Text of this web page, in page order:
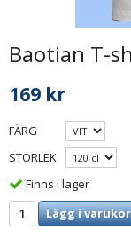
Baotian T-
169 kr
FÄRG
STORLEK
Finns i lager
Lägg i